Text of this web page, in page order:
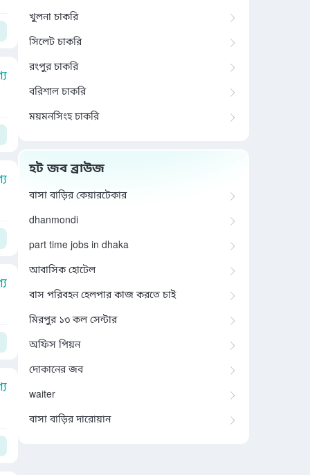
খুলনা চাকরি
সিলেট চাকরি
রংপুর চাকরি
বরিশাল চাকরি
ময়মনসিংহ চাকরি
হট জব ব্রাউজ
বাসা বাড়ির কেয়ারটেকার
dhanmondi
part time jobs in dhaka
আবাসিক হোটেল
বাস পরিবহন হেলপার কাজ করতে চাই
মিরপুর ১৩ কল সেন্টার
অফিস পিয়ন
দোকানের জব
waiter
বাসা বাড়ির দারোয়ান